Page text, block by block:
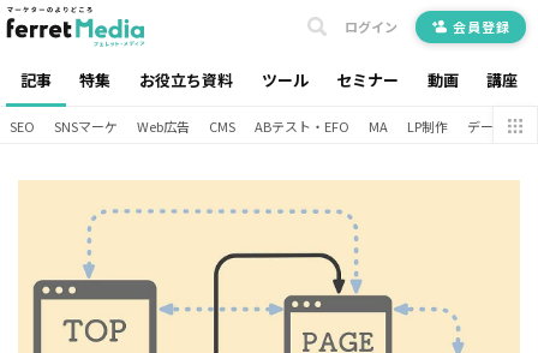
記事 特集 お役立ち資料 ツール セミナー 動画 講座
ログイン 会員登録
SEO SNSマーケ Web広告 CMS ABテスト・EFO MA LP制作 データ分析